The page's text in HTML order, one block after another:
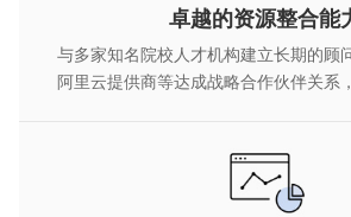
卓越的资源整合能
与多家知名院校人才机构建立长期的顾
阿里云提供商等达成战略合作伙伴关系